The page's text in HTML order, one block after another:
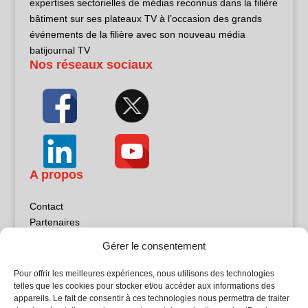
Gérer le consentement
Pour offrir les meilleures expériences, nous utilisons des technologies
telles que les cookies pour stocker et/ou accéder aux informations des
appareils. Le fait de consentir à ces technologies nous permettra de traiter
expertises sectorielles de médias reconnus dans la filière
bâtiment sur ses plateaux TV à l’occasion des grands
événements de la filière avec son nouveau média
batijournal TV
Nos réseaux sociaux
A propos
Contact
Partenaires
Politique de confidentialité
Sites partenaires